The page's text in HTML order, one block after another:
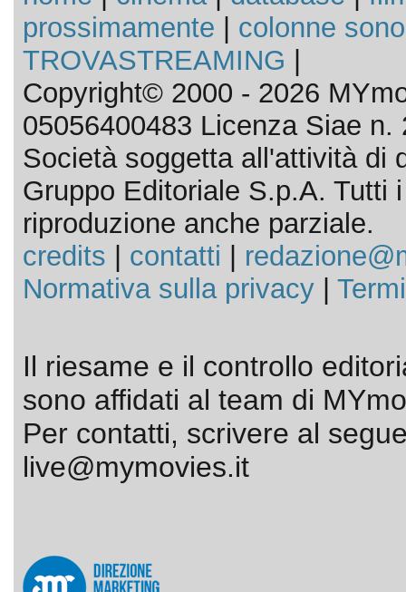
prossimamente
colonne
TROVASTREAMING
Copyright© 2000 - 2026
05056400483 Licenza Siae n.
Società soggetta all'attività di
Gruppo Editoriale S.p.A. Tutti
riproduzione anche parziale.
credits
contatti
Normativa sulla privacy|
Il riesame e il controllo
sono affidati al team di
Per contatti, scrivere al
live@mymovies.it